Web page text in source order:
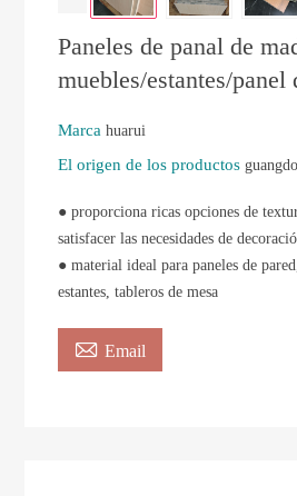
Paneles de panal de
muebles/estantes/panel
Marcahuarui
El origen de los productos
● proporciona ricas opciones de
satisfacer las necesidades de
● material ideal para paneles de
estantes, tableros de mesa
 Email